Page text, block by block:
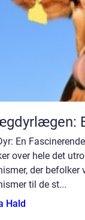
En
over hele det
der
til de st...
Hald